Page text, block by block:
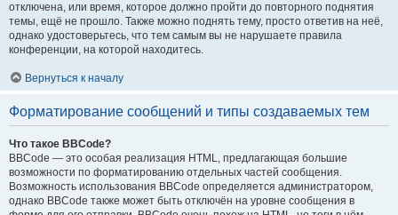
отключена, или время, которое должно пройти до повторного поднятия
темы, ещё не прошло. Также можно поднять тему, просто ответив на неё,
однако удостоверьтесь, что тем самым вы не нарушаете правила
конференции, на которой находитесь.
Вернуться к началу
Форматирование сообщений и типы создаваемых тем
Что такое BBCode?
BBCode — это особая реализация HTML, предлагающая большие
возможности по форматированию отдельных частей сообщения.
Возможность использования BBCode определяется администратором,
однако BBCode также может быть отключён на уровне сообщения в